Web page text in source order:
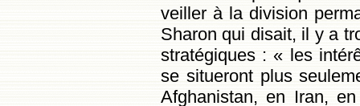
veiller à la division
Sharon qui disait, il y a
stratégiques : « les
se situeront plus
Afghanistan, en Iran,